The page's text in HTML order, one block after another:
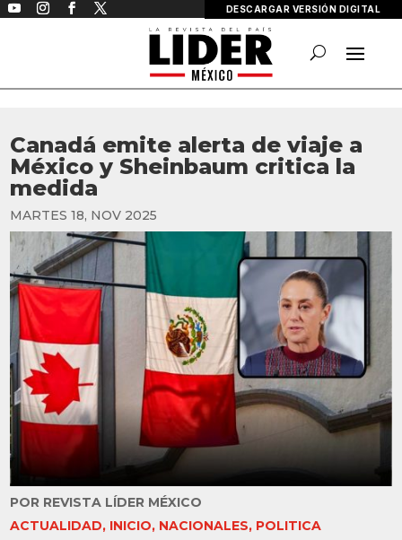
DESCARGAR VERSIÓN DIGITAL
Canadá emite alerta de viaje a
México y Sheinbaum critica la
medida
MARTES 18, NOV 2025
POR REVISTA LÍDER MÉXICO
ACTUALIDAD, INICIO, NACIONALES, POLITICA